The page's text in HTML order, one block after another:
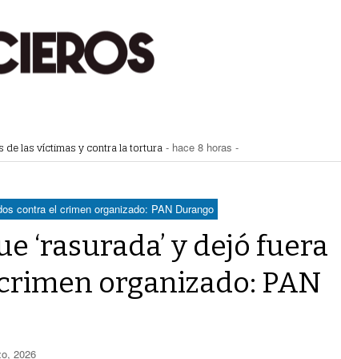
de Gómez Palacio
páginas fraudulentas
programadas en Gómez Palacio
de las víctimas y contra la tortura - hace 8 horas -
contra el crimen organizado: PAN Durango
‘rasurada’ y dejó fuera
organizado: PAN
2026